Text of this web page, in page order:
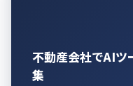
不動産会社でAIツ
集